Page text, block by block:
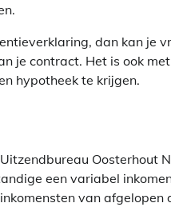
dan kan je
je contract. Het is ook
hypotheek te krijgen.
Oosterhout
een variabel
van afgelopen